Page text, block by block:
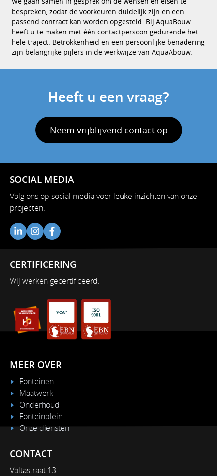
bespreken, zodat de voorkeuren duidelijk zijn en een
passend contract kan worden opgesteld. Bij AquaBouw
heeft u te maken met één contactpersoon gedurende het
hele traject. Betrokkenheid en een persoonlijke benadering
zijn belangrijke pijlers in de werkwijze van AquaAbouw.
Heeft u een vraag?
Neem vrijblijvend contact op
SOCIAL MEDIA
Volg ons op social media voor leuke inzichten van onze
projecten.
CERTIFICERING
Wij werken gecertificeerd.
MEER OVER
Fonteinen
Maatwerk
Onderhoud
Fonteinplein
Onze diensten
CONTACT
Voltastraat 13